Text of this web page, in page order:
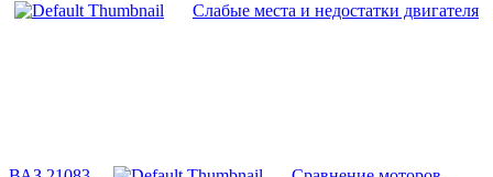
Слабые места и недостатки двигателя